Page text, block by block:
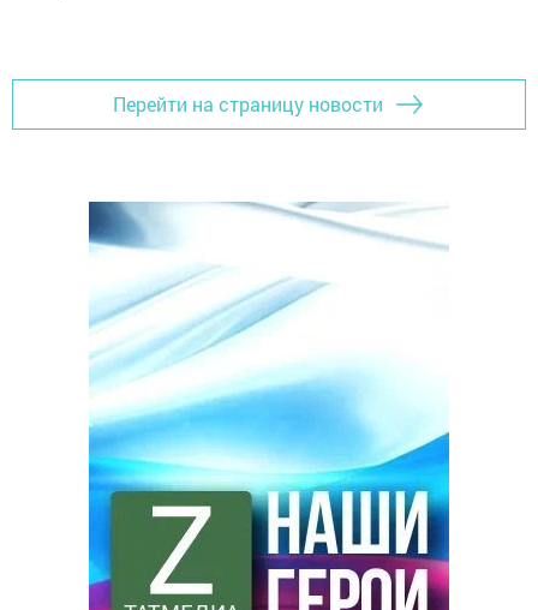
Перейти на страницу новости